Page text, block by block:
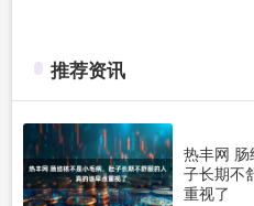
推荐资讯
热丰网
子长期不
重视了